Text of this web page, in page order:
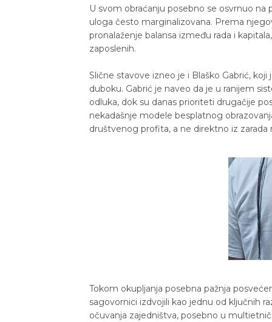
U svom obraćanju posebno se osvrnuo
uloga često marginalizovana. Prema
pronalaženje balansa između rada i
zaposlenih.
Slične stavove izneo je i Blaško Gabrić,
duboku. Gabrić je naveo da je u ranijem
odluka, dok su danas prioriteti drugačije
nekadašnje modele besplatnog
društvenog profita, a ne direktno iz zarada
Tokom okupljanja posebna pažnja
sagovornici izdvojili kao jednu od ključnih
očuvanja zajedništva, posebno u